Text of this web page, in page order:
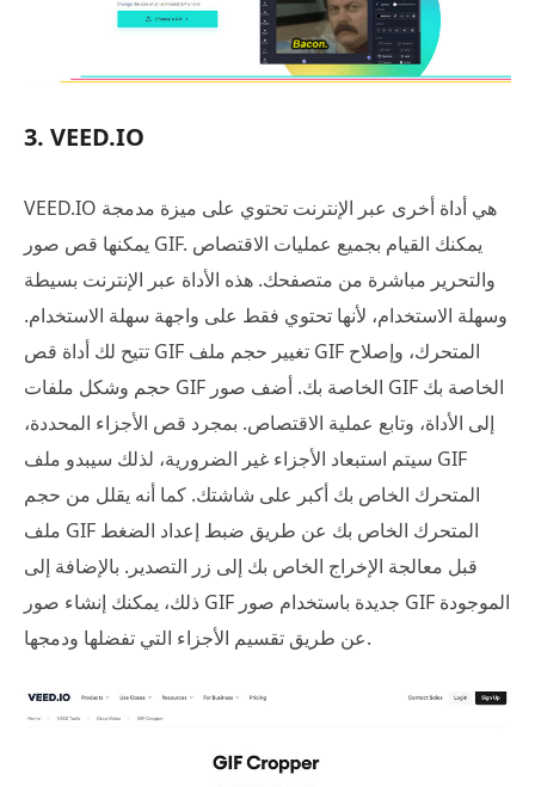
3. VEED.IO
VEED.IO هي أداة أخرى عبر الإنترنت تحتوي على ميزة مدمجة
يمكنها قص صور GIF. يمكنك القيام بجميع عمليات الاقتصاص
والتحرير مباشرة من متصفحك. هذه الأداة عبر الإنترنت بسيطة
وسهلة الاستخدام، لأنها تحتوي فقط على واجهة سهلة الاستخدام.
تتيح لك أداة قص GIF تغيير حجم ملف GIF المتحرك، وإصلاح
حجم وشكل ملفات GIF الخاصة بك. أضف صور GIF الخاصة بك
إلى الأداة، وتابع عملية الاقتصاص. بمجرد قص الأجزاء المحددة،
سيتم استبعاد الأجزاء غير الضرورية، لذلك سيبدو ملف GIF
المتحرك الخاص بك أكبر على شاشتك. كما أنه يقلل من حجم
ملف GIF المتحرك الخاص بك عن طريق ضبط إعداد الضغط
قبل معالجة الإخراج الخاص بك إلى زر التصدير. بالإضافة إلى
ذلك، يمكنك إنشاء صور GIF جديدة باستخدام صور GIF الموجودة
عن طريق تقسيم الأجزاء التي تفضلها ودمجها.